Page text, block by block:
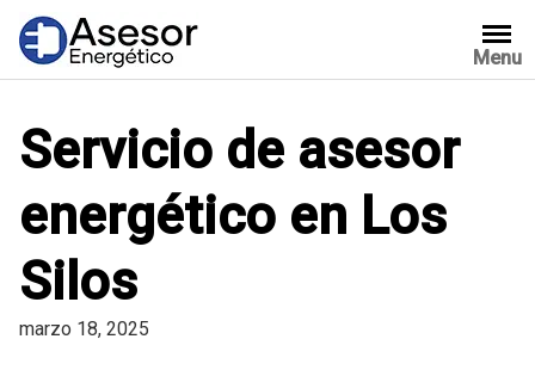
Saltar
contenido
Menu
Servicio de asesor
energético en Los
Silos
marzo 18, 2025